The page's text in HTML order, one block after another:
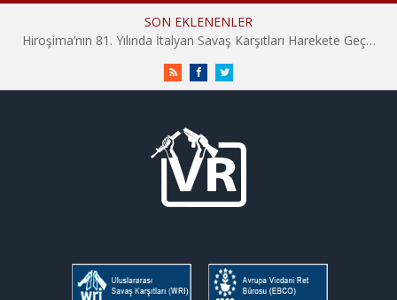
SON EKLENENLER
Hiroşima’nın 81. Yılında İtalyan Savaş Karşıtları Harekete Geçti: “Hatırlamak yeterli değil”
RSS FacebookTwitter